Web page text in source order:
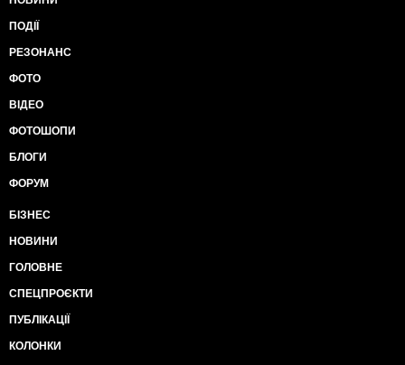
ПОДІЇ
РЕЗОНАНС
ФОТО
ВІДЕО
ФОТОШОПИ
БЛОГИ
ФОРУМ
БІЗНЕС
НОВИНИ
ГОЛОВНЕ
СПЕЦПРОЄКТИ
ПУБЛІКАЦІЇ
КОЛОНКИ